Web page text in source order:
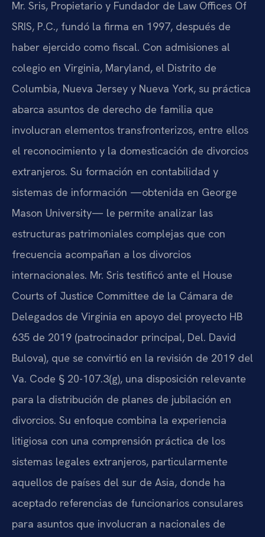
Mr. Sris, Propietario y Fundador de Law Offices Of
SRIS, P.C., fundó la firma en 1997, después de
haber ejercido como fiscal. Con admisiones al
colegio en Virginia, Maryland, el Distrito de
Columbia, Nueva Jersey y Nueva York, su práctica
abarca asuntos de derecho de familia que
involucran elementos transfronterizos, entre ellos
el reconocimiento y la domesticación de divorcios
extranjeros. Su formación en contabilidad y
sistemas de información —obtenida en George
Mason University— le permite analizar las
estructuras patrimoniales complejas que con
frecuencia acompañan a los divorcios
internacionales. Mr. Sris testificó ante el House
Courts of Justice Committee de la Cámara de
Delegados de Virginia en apoyo del proyecto HB
635 de 2019 (patrocinador principal, Del. David
Bulova), que se convirtió en la revisión de 2019 del
Va. Code § 20-107.3(g), una disposición relevante
para la distribución de planes de jubilación en
divorcios. Su enfoque combina la experiencia
litigiosa con una comprensión práctica de los
sistemas legales extranjeros, particularmente
aquellos de países del sur de Asia, donde ha
aceptado referencias de funcionarios consulares
para asuntos que involucran a nacionales de